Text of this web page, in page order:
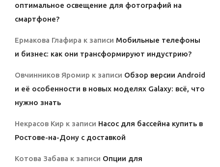
оптимальное освещение для фотографий на
смартфоне?
Ермакова Глафира к записи Мобильные телефоны
и бизнес: как они трансформируют индустрию?
Овчинников Яромир к записи Обзор версии Android
и её особенности в новых моделях Galaxy: всё, что
нужно знать
Некрасов Кир к записи Насос для бассейна купить в
Ростове-на-Дону с доставкой
Котова Забава к записи Опции для